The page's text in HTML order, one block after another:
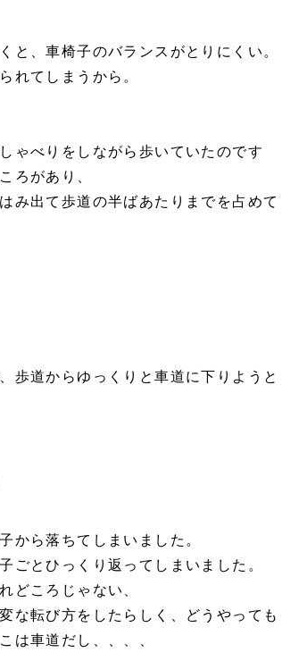
と、車椅子のバランスがとりにくい。
れてしまうから。
ゃべりをしながら歩いていたのです
ろがあり、
み出て歩道の半ばあたりまでを占めて
歩道からゆっくりと車道に下りようと
から落ちてしまいました。
ごとひっくり返ってしまいました。
どころじゃない、
な転び方をしたらしく、どうやっても
は車道だし、、、、